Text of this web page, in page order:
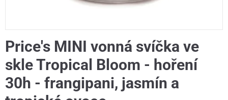
Price's MINI vonná svíčka ve
skle Tropical Bloom - hoření
30h - frangipani, jasmín a